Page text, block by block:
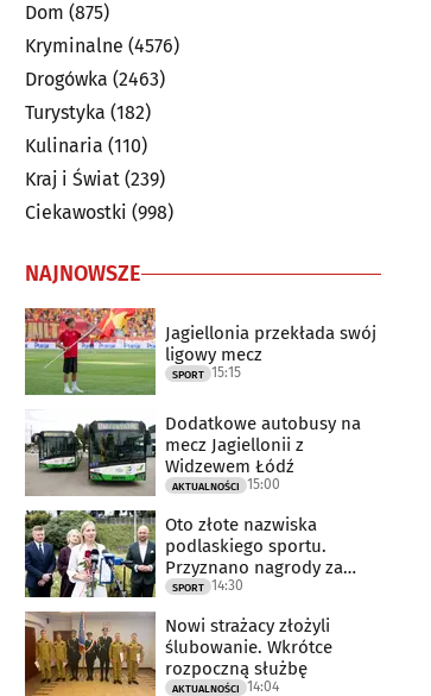
Dom (875)
Kryminalne (4576)
Drogówka (2463)
Turystyka (182)
Kulinaria (110)
Kraj i Świat (239)
Ciekawostki (998)
NAJNOWSZE
Jagiellonia przekłada swój
ligowy mecz
SPORT 15:15
Dodatkowe autobusy na
mecz Jagiellonii z
Widzewem Łódź
AKTUALNOŚCI 15:00
Oto złote nazwiska
podlaskiego sportu.
Przyznano nagrody za
2025 rok
SPORT 14:30
Nowi strażacy złożyli
ślubowanie. Wkrótce
rozpoczną służbę
AKTUALNOŚCI 14:04